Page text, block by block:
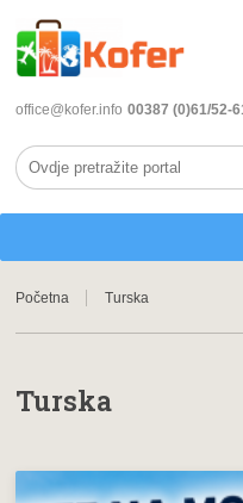
office@kofer.info 00387 (0)61/52-
Početna Turska
Turska